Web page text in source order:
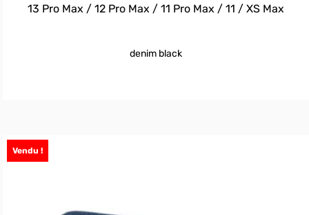
13 Pro Max / 12 Pro Max / 11 Pro Max / 11 / XS Max
denim black
Vendu !